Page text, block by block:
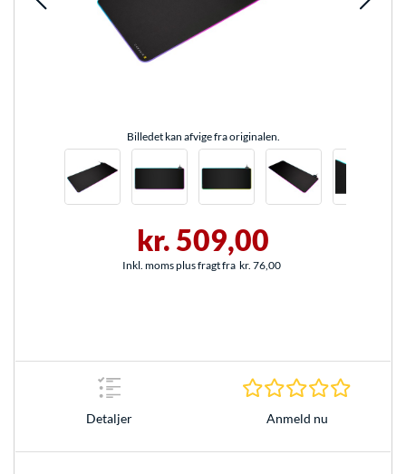
Billedet kan afvige fra originalen.
kr. 509,00
Inkl. moms plus fragt fra kr. 76,00
Detaljer Anmeld nu